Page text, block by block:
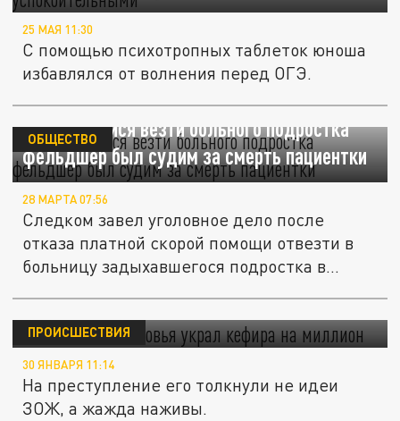
25 МАЯ 11:30
С помощью психотропных таблеток юноша
избавлялся от волнения перед ОГЭ.
Отказавшийся везти больного подростка
фельдшер был судим за смерть пациентки
ОБЩЕСТВО
28 МАРТА 07:56
Следком завел уголовное дело после
отказа платной скорой помощи отвезти в
больницу задыхавшегося подростка в...
Житель Подмосковья украл кефира на
миллион
ПРОИСШЕСТВИЯ
30 ЯНВАРЯ 11:14
На преступление его толкнули не идеи
ЗОЖ, а жажда наживы.